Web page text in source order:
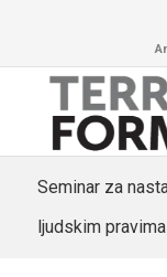
Seminar za
ljudskim